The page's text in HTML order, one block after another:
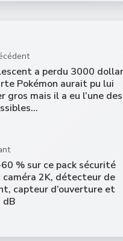
a perdu 3000
Pokémon aurait pu lui
gros mais il a eu l’une
% sur ce pack sécurité
caméra 2K, détecteur de
capteur d’ouverture et
dB